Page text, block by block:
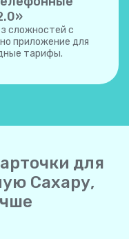
сложностей с
приложение для
тарифы.
для
Сахару,